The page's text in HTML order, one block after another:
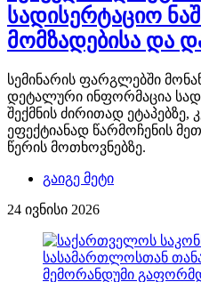
სადისერტაციო
მომზადებისა და
სემინარის ფარგლებში
დეტალური ინფორმაცია
შექმნის ძირითად ეტაპებზე,
ეფექტიანად წარმოჩენის
წერის მოთხოვნებზე.
გაიგე მეტი
24 ივნისი 2026